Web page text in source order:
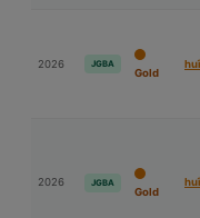
2026 JGBA
Gold
2026 JGBA
Gold